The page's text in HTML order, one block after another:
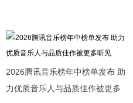
2026腾讯音乐榜年中榜单发布 助
力优质音乐人与品质佳作被更多